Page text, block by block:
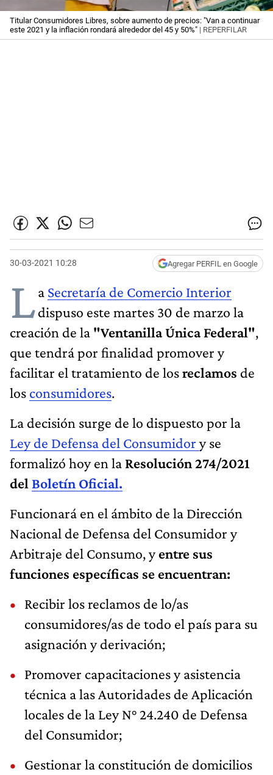
Titular Consumidores Libres, sobre aumento de precios: "Van a continuar
este 2021 y la inflación rondará alrededor del 45 y 50%" | REPERFILAR
30-03-2021 10:28 Agregar PERFIL en Google
La Secretaría de Comercio Interior
dispuso este martes 30 de marzo la
creación de la "Ventanilla Única Federal",
que tendrá por finalidad promover y
facilitar el tratamiento de losreclamos de
los consumidores.
La decisión surge de lo dispuesto por la
Ley de Defensa del Consumidor y se
formalizó hoy en la Resolución 274/2021
del Boletín Oficial.
Funcionará en el ámbito de la Dirección
Nacional de Defensa del Consumidor y
Arbitraje del Consumo, yentre sus
funciones específicas se encuentran:
Recibir los reclamos de lo/as
consumidores/as de todo el país para su
asignación y derivación;
Promover capacitaciones y asistencia
técnica a las Autoridades de Aplicación
locales de la Ley N° 24.240 de Defensa
del Consumidor;
Gestionar la constitución de domicilios